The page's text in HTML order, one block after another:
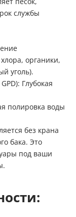
службы
органики,
уголь).
Глубокая
полировка воды
без крана
бака. Это
под ваши